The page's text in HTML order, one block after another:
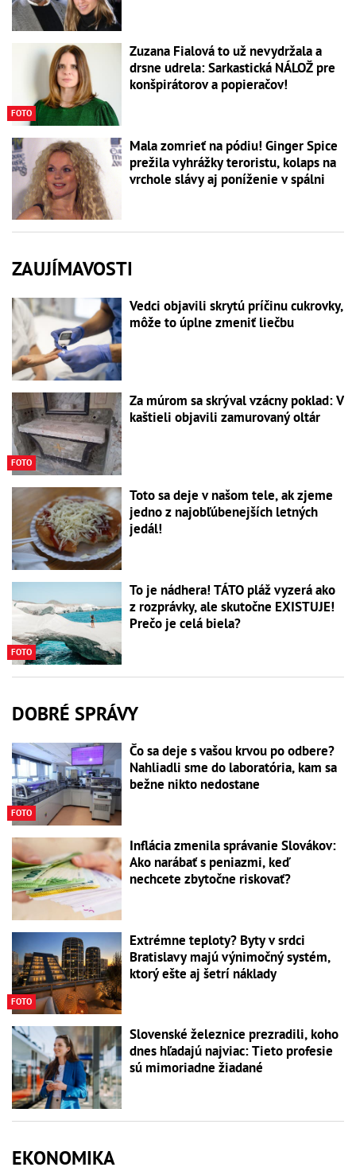
FOTO
Zuzana Fialová to už nevydržala a
drsne udrela: Sarkastická NÁLOŽ pre
konšpirátorov a popieračov!
Mala zomrieť na pódiu! Ginger Spice
prežila vyhrážky teroristu, kolaps na
vrchole slávy aj poníženie v spálni
ZAUJÍMAVOSTI
Vedci objavili skrytú príčinu cukrovky,
môže to úplne zmeniť liečbu
FOTO
Za múrom sa skrýval vzácny poklad: V
kaštieli objavili zamurovaný oltár
Toto sa deje v našom tele, ak zjeme
jedno z najobľúbenejších letných
jedál!
FOTO
To je nádhera! TÁTO pláž vyzerá ako
z rozprávky, ale skutočne EXISTUJE!
Prečo je celá biela?
DOBRÉ SPRÁVY
FOTO
Čo sa deje s vašou krvou po odbere?
Nahliadli sme do laboratória, kam sa
bežne nikto nedostane
Inflácia zmenila správanie Slovákov:
Ako narábať s peniazmi, keď
nechcete zbytočne riskovať?
FOTO
Extrémne teploty? Byty v srdci
Bratislavy majú výnimočný systém,
ktorý ešte aj šetrí náklady
Slovenské železnice prezradili, koho
dnes hľadajú najviac: Tieto profesie
sú mimoriadne žiadané
EKONOMIKA